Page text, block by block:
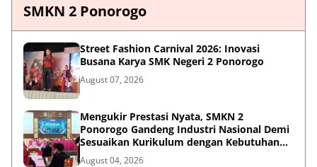
SMKN 2 Ponorogo
Street Fashion Carnival 2026: Inovasi
Busana Karya SMK Negeri 2 Ponorogo
August 07, 2026
Mengukir Prestasi Nyata, SMKN 2
Ponorogo Gandeng Industri Nasional Demi
Sesuaikan Kurikulum dengan Kebutuhan
Dunia Kerja
August 04, 2026